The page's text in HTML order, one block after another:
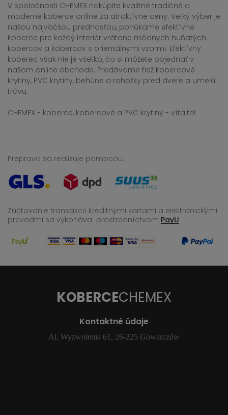
V spoločnosti CHEMEX nakúpite kvalitné tradičné a
moderné koberce online za atraktívne ceny. Veľký výber je
našou najväčšou prednosťou, ponúkame efektívne
koberce pre každý interiér vrátane módnych huňatých
kobercov a kobercov s orientálnymi vzormi. Efektívny
koberec však nie je všetko, čo si môžete objednať v
našom online obchode. Predávame tiež kobercové
krytiny, PVC krytiny, behúne a rohožky pred dvere a umelú
trávu.
CHEMEX - koberce, kobercové a PVC krytiny - vítajte!
Preprava sa realizuje pomocou:
Zúčtovanie transakcií kreditnými kartami a elektronickými
prevodmi sa vykonáva prostredníctvom PayU
KOBERCECHEMEX
Kontaktné údaje
Al. Wyzwolenia 61, 26-225 Gowarczów